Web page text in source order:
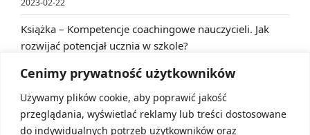
Cenimy prywatność użytkowników
Używamy plików cookie, aby poprawić jakość
przeglądania, wyświetlać reklamy lub treści dostosowane
do indywidualnych potrzeb użytkowników oraz
Książka – Kompetencje coachingowe nauczycieli. Jak
rozwijać potencjał ucznia w szkole?
ARCHIVES